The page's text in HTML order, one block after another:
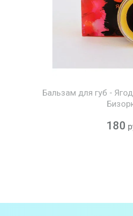
Бальзам для губ -
180